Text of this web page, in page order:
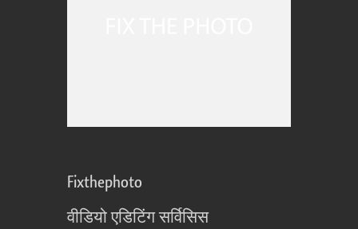
Fixthephoto
वीडियो एडिटिंग सर्विसिस